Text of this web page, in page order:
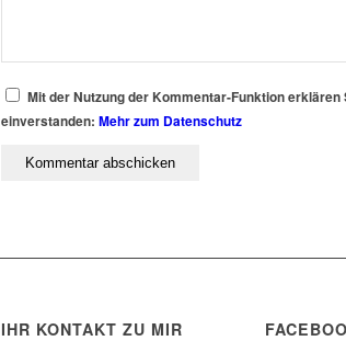
Mit der Nutzung der Kommentar-Funktion
einverstanden: Mehr zum Datenschutz
IHR KONTAKT ZU MIR